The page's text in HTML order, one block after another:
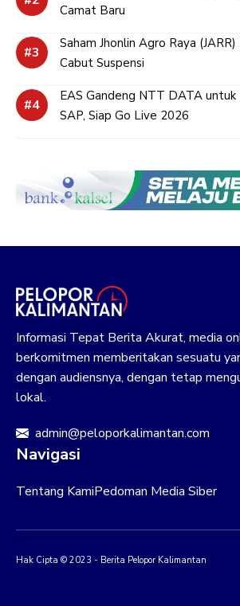
Camat Baru
Saham Jhonlin Agro Raya
Cabut Suspensi
EAS Gandeng NTT DATA
SAP, Siap Go Live 2026
Informasi Tepat Berita Akurat, media
berkomitmen memberitakan sesuatu
dengan audiensnya, dengan tetap
lokal.
admin@peloporkalimantan.com
Navigasi
Tentang KamiPedoman Media Siber
Hak Cipta © 2023 - Berita Pelopor Kalimantan